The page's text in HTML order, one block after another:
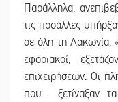
Παράλληλα,
τις προάλλες
σε όλη τη Λακωνία.
εφοριακοί,
επιχειρήσεων. Οι
που… ξετίναξαν